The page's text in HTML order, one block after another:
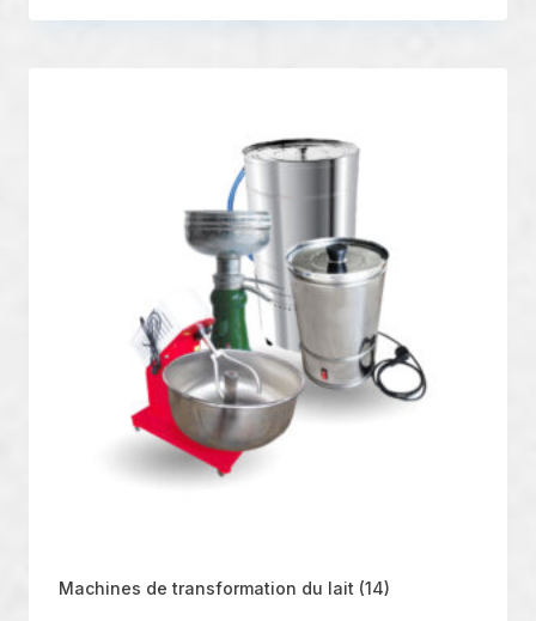
Machines de transformation du lait (14)